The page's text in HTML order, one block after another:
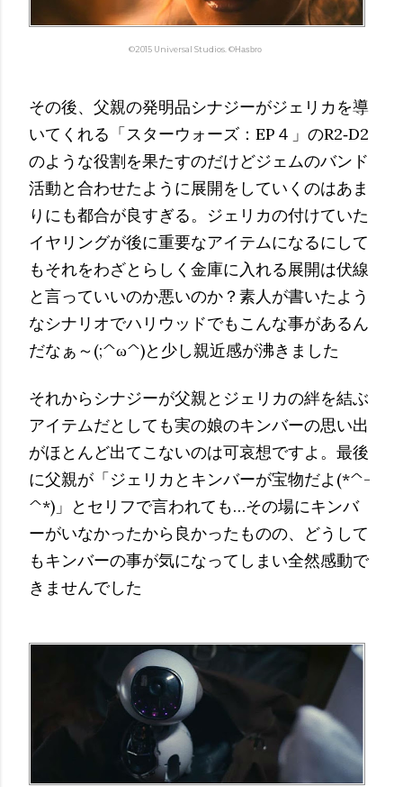
©2015 Universal Studios. ©Hasbro
その後、父親の発明品シナジーがジェリカを導
いてくれる「スターウォーズ：EP４」のR2‐D2
のような役割を果たすのだけどジェムのバンド
活動と合わせたように展開をしていくのはあま
りにも都合が良すぎる。ジェリカの付けていた
イヤリングが後に重要なアイテムになるにして
もそれをわざとらしく金庫に入れる展開は伏線
と言っていいのか悪いのか？素人が書いたよう
なシナリオでハリウッドでもこんな事があるん
だなぁ～(;^ω^)と少し親近感が沸きました
それからシナジーが父親とジェリカの絆を結ぶ
アイテムだとしても実の娘のキンバーの思い出
がほとんど出てこないのは可哀想ですよ。最後
に父親が「ジェリカとキンバーが宝物だよ(*^-
^*)」とセリフで言われても…その場にキンバ
ーがいなかったから良かったものの、どうして
もキンバーの事が気になってしまい全然感動で
きませんでした